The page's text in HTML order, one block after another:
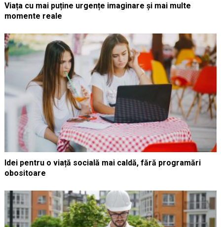
Viața cu mai puține urgențe imaginare și mai multe
momente reale
Idei pentru o viață socială mai caldă, fără programări
obositoare